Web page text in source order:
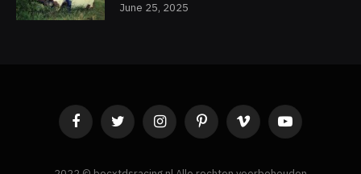
June 25, 2025
FacebookTwitter InstagramPinterestVimeo YouTube